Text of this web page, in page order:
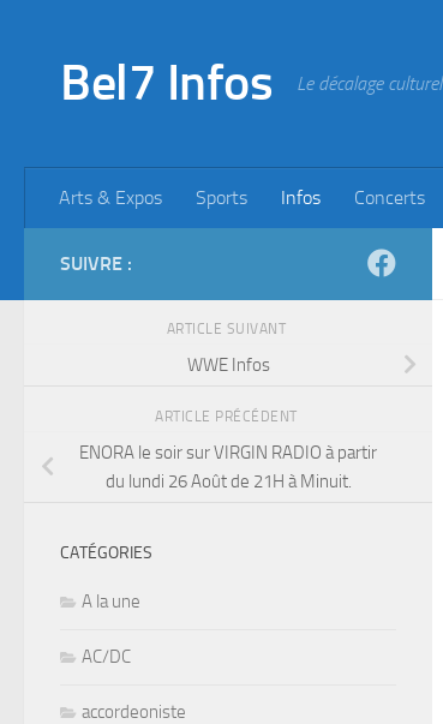
Bel7 Infos Le décalage culturel
Arts & Expos Sports Infos Concerts
SUIVRE :
ARTICLE SUIVANT
WWE Infos
ARTICLE PRÉCÉDENT
ENORA le soir sur VIRGIN RADIO à partir
du lundi 26 Août de 21H à Minuit.
CATÉGORIES
A la une
AC/DC
accordeoniste